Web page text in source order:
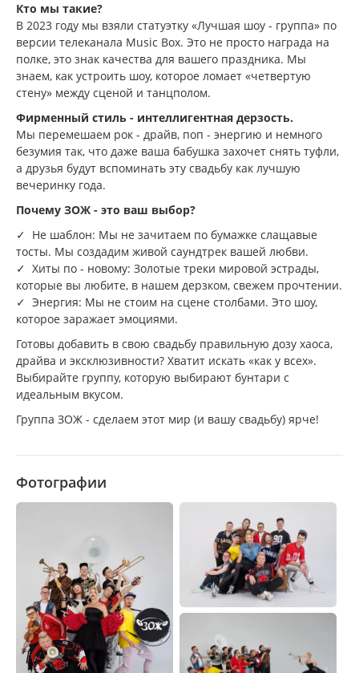
Кто мы такие?
В 2023 году мы взяли статуэтку «Лучшая шоу - группа» по
версии телеканала Music Box. Это не просто награда на
полке, это знак качества для вашего праздника. Мы
знаем, как устроить шоу, которое ломает «четвертую
стену» между сценой и танцполом.
Фирменный стиль - интеллигентная дерзость.
Мы перемешаем рок - драйв, поп - энергию и немного
безумия так, что даже ваша бабушка захочет снять туфли,
а друзья будут вспоминать эту свадьбу как лучшую
вечеринку года.
Почему ЗОЖ - это ваш выбор?
✓ Не шаблон: Мы не зачитаем по бумажке слащавые
тосты. Мы создадим живой саундтрек вашей любви.
✓ Хиты по - новому: Золотые треки мировой эстрады,
которые вы любите, в нашем дерзком, свежем прочтении.
✓ Энергия: Мы не стоим на сцене столбами. Это шоу,
которое заражает эмоциями.
Готовы добавить в свою свадьбу правильную дозу хаоса,
драйва и эксклюзивности? Хватит искать «как у всех».
Выбирайте группу, которую выбирают бунтари с
идеальным вкусом.
Группа ЗОЖ - сделаем этот мир (и вашу свадьбу) ярче!
Фотографии